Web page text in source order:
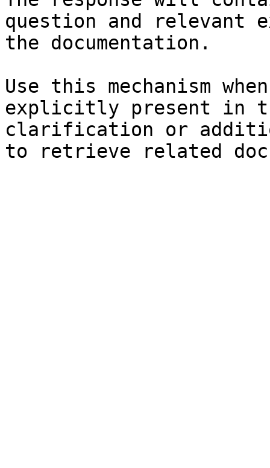
question and relevant
the documentation.
Use this mechanism
explicitly present in
clarification or